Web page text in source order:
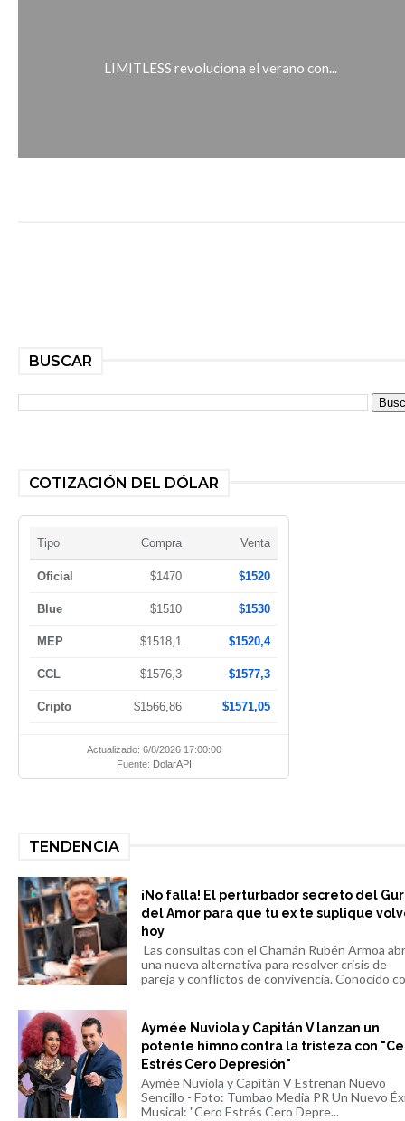
LIMITLESS revoluciona el verano con...
BUSCAR
COTIZACIÓN DEL DÓLAR
Tipo Compra Venta
Oficial $1470 $1520
Blue $1510 $1530
MEP $1518,1 $1520,4
CCL $1576,3 $1577,3
Cripto $1566,86 $1571,05
Actualizado: 6/8/2026 17:00:00
Fuente: DolarAPI
TENDENCIA
¡No falla! El perturbador secreto del
del Amor para que tu ex te suplique
hoy
Las consultas con el Chamán Rubén Armoa
una nueva alternativa para resolver crisis de
pareja y conflictos de convivencia. Conocido
Aymée Nuviola y Capitán V lanzan un
potente himno contra la tristeza con
Estrés Cero Depresión"
Aymée Nuviola y Capitán V Estrenan Nuevo
Sencillo - Foto: Tumbao Media PR Un Nuevo
Musical: "Cero Estrés Cero Depre...